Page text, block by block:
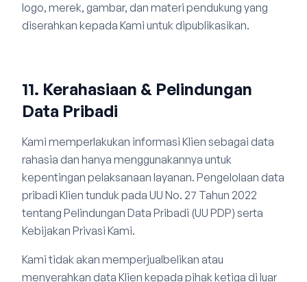
logo, merek, gambar, dan materi pendukung yang
diserahkan kepada Kami untuk dipublikasikan.
11. Kerahasiaan & Pelindungan
Data Pribadi
Kami memperlakukan informasi Klien sebagai data
rahasia dan hanya menggunakannya untuk
kepentingan pelaksanaan layanan. Pengelolaan data
pribadi Klien tunduk pada UU No. 27 Tahun 2022
tentang Pelindungan Data Pribadi (UU PDP) serta
Kebijakan Privasi Kami.
Kami tidak akan memperjualbelikan atau
menyerahkan data Klien kepada pihak ketiga di luar